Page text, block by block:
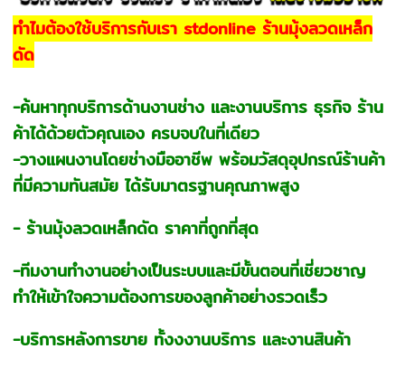
ทำไมต้องใช้บริการกับเรา stdonline ร้านมุ้งลวดเหล็ก
ดัด
-ค้นหาทุกบริการด้านงานช่าง และงานบริการ ธุรกิจ ร้าน
ค้าได้ด้วยตัวคุณเอง ครบจบในที่เดียว
-วางแผนงานโดยช่างมืออาชีพ พร้อมวัสดุอุปกรณ์ร้านค้า
ที่มีความทันสมัย ได้รับมาตรฐานคุณภาพสูง
- ร้านมุ้งลวดเหล็กดัด ราคาที่ถูกที่สุด
-ทีมงานทำงานอย่างเป็นระบบและมีขั้นตอนที่เชี่ยวชาญ
ทำให้เข้าใจความต้องการของลูกค้าอย่างรวดเร็ว
-บริการหลังการขาย ทั้งงงานบริการ และงานสินค้า